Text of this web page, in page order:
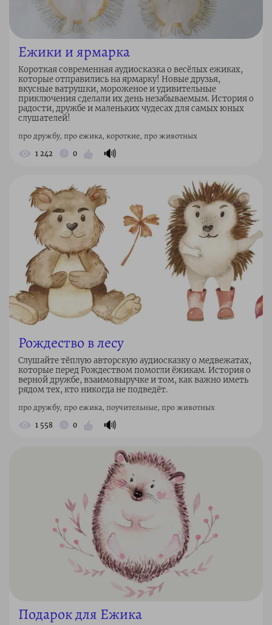
Ежики и ярмарка
Короткая современная аудиосказка о весёлых ежиках,
которые отправились на ярмарку! Новые друзья,
вкусные ватрушки, мороженое и удивительные
приключения сделали их день незабываемым. История о
радости, дружбе и маленьких чудесах для самых юных
слушателей!
про дружбу, про ежика, короткие, про животных
1 242 0 🔊
Рождество в лесу
Слушайте тёплую авторскую аудиосказку о медвежатах,
которые перед Рождеством помогли ёжикам. История о
верной дружбе, взаимовыручке и том, как важно иметь
рядом тех, кто никогда не подведёт.
про дружбу, про ежика, поучительные, про животных
1 558 0 🔊
Подарок для Ежика